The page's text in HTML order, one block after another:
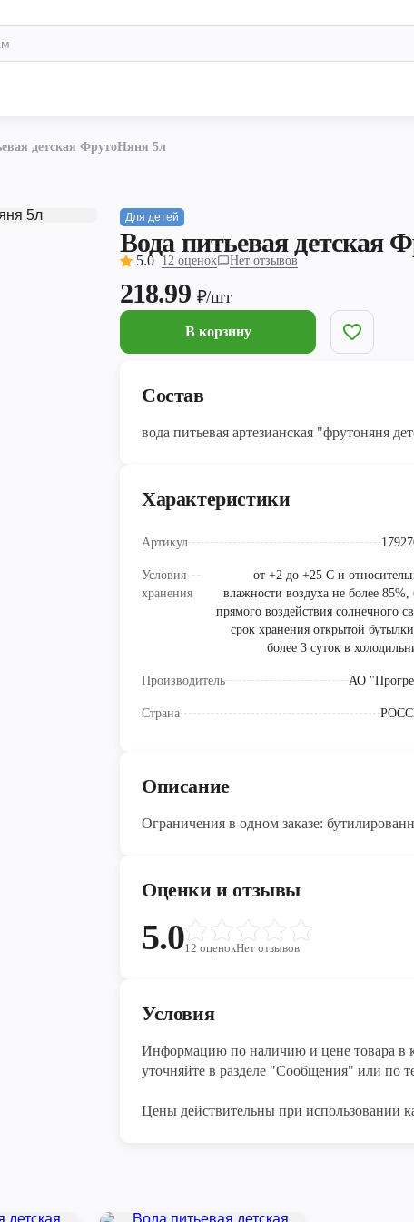
детская ФрутоНяня 5л
Для детей
Вода питьевая детская
5.0 12 оценок Нет отзывов
218.99 ₽/шт
В корзину
Состав
вода питьевая артезианская "фрутоняня
Характеристики
Артикул
Условия
хранения
от +2 до +25 C и
влажности воздуха не более 85%,
прямого воздействия солнечного
срок хранения открытой
более 3 суток в
Производитель АО
Страна
Описание
Ограничения в одном заказе:
Оценки и отзывы
5.012 оценокНет отзывов
Условия
Информацию по наличию и цене товара в
уточняйте в разделе "Сообщения" или по
Цены действительны при использовании